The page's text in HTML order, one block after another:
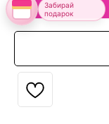
Забирай
подарок